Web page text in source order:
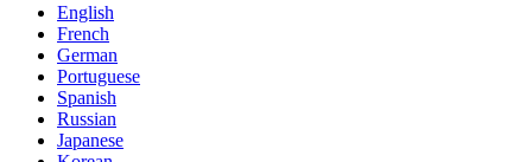
English
French
German
Portuguese
Spanish
Russian
Japanese